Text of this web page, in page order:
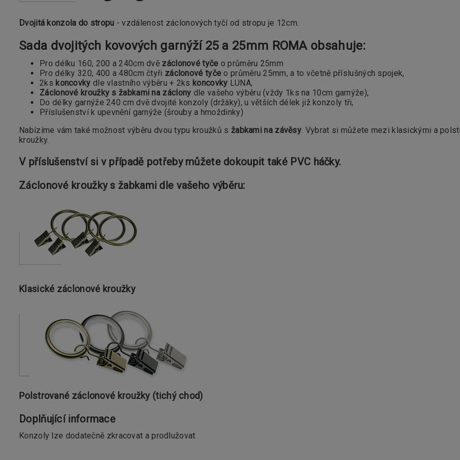
Dvojitá konzola do stropu - vzdálenost záclonových tyčí od stropu je 12cm.
Sada dvojitých kovových garnýží 25 a 25mm ROMA obsahuje:
Pro délku 160, 200 a 240cm dvě záclonové tyče o průměru 25mm
Pro délky 320, 400 a 480cm čtyři záclonové tyče o průměru 25mm, a to včetně příslušných spojek,
2ks koncovky dle vlastního výběru + 2ks koncovky LUNA,
Záclonové kroužky s žabkami na záclony dle vašeho výběru (vždy 1ks na 10cm garnýže),
Do délky garnýže 240 cm dvě dvojité konzoly (držáky), u větších délek již konzoly tři,
Příslušenství k upevnění garnýže (šrouby a hmoždinky)
Nabízíme vám také možnost výběru dvou typu kroužků s žabkami na závěsy. Vybrat si můžete mezi klasickými a
kroužky.
V příslušenství si v případě potřeby můžete dokoupit také PVC háčky.
Záclonové kroužky s žabkami dle vašeho výběru:
Klasické záclonové kroužky
Polstrované záclonové kroužky (tichý chod)
Doplňující informace
Konzoly lze dodatečně zkracovat a prodlužovat.